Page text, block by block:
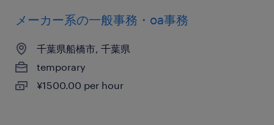
メーカー系の一般事務・oa事務
千葉県船橋市, 千葉県
temporary
¥1500.00 per hour